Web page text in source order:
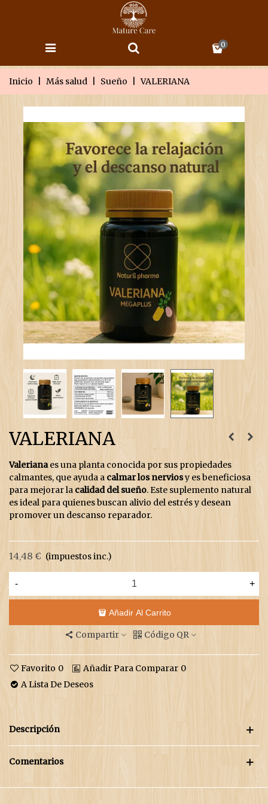
0
Inicio Más salud Sueño VALERIANA
VALERIANA
Valerianaes una planta conocida por sus propiedades
calmantes, que ayuda a calmar los nerviosy es beneficiosa
para mejorar la calidad del sueño. Este suplemento natural
es ideal para quienes buscan alivio del estrés y desean
promover un descanso reparador.
14,48 € (impuestos inc.)
- +
Añadir Al Carrito
Compartir Código QR
Favorito 0 Añadir Para Comparar 0
A Lista De Deseos
Descripción
Comentarios